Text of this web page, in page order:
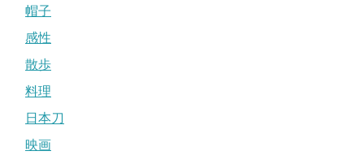
帽子
感性
散歩
料理
日本刀
映画